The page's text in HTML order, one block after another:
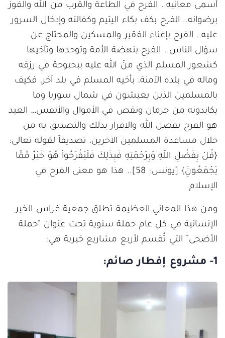
أسمى معانيه.. الفرح في الطاعة والقرب من الله والفوز
برضوانه.. الفرح بكف بكاء اليتيم وكفالته وإدخال السرور
عليه.. الفرح بإغناء الفقير والمسكين والمحتاج عن
سؤال الناس.. الفرح بنهضة الأمة وتوحدها وتآخيها
كشعور المسلم الذي منّ الله عليه ببحبوحة في رزقه
وماله في بلده الآمنة، بأخيه المسلم في بلد آخر، فكيف
بالمسلمين الذين يعيشون في شمال سوريا وما
يكابدونه من حرمان ونقص في الأموال والأنفس… العيد
هو الفرح بفضل الله والاقرار بذلك والتصديق به من
خلال مساعدة المسلمين الآخرين، تصديقاً لقوله تعالى:
{قُلْ بِفَضْلِ اللّهِ وَبِرَحْمَتِهِ فَبِذَلِكَ فَلْيَفْرَحُواْ هُوَ خَيْرٌ مِّمَّا
يَجْمَعُونَِ} [يونس: 58].. هذا هو معنى الفرح في
الإسلام.
ومن هذا المعاني العظيمة تطلق جمعية غراس الخير
الإنسانية في كل عام حملة سنوية تحت عنوان “حملة
الأضحى” التي تُقسم لأربع مشاريع خيرية هي:
1- مشروع إفطار صائم: